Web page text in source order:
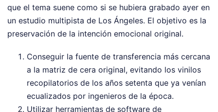
que el tema suene como si se hubiera grabado ayer en
un estudio multipista de Los Ángeles. El objetivo es la
preservación de la intención emocional original.
Conseguir la fuente de transferencia más cercana
a la matriz de cera original, evitando los vinilos
recopilatorios de los años setenta que ya venían
ecualizados por ingenieros de la época.
Utilizar herramientas de software de